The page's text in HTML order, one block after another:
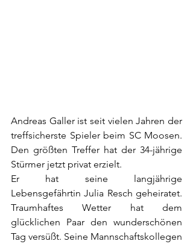
Andreas Galler ist seit vielen Jahren der
treffsicherste Spieler beim SC Moosen.
Den größten Treffer hat der 34-jährige
Stürmer jetzt privat erzielt.
Er hat seine langjährige
Lebensgefährtin Julia Resch geheiratet.
Traumhaftes Wetter hat dem
glücklichen Paar den wunderschönen
Tag versüßt. Seine Mannschaftskollegen